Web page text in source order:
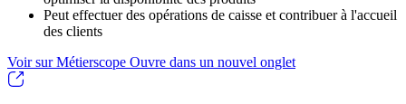
Peut effectuer des opérations de caisse et contribuer à l'accueil
des clients
Voir sur Métierscope Ouvre dans un nouvel onglet